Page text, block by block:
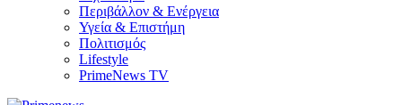
Περιβάλλον & Ενέργεια
Υγεία & Επιστήμη
Πολιτισμός
Lifestyle
PrimeNews TV